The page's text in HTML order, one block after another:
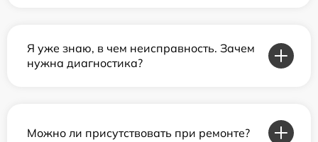
Я уже знаю, в чем неисправность. Зачем
нужна диагностика?
Можно ли присутствовать при ремонте?